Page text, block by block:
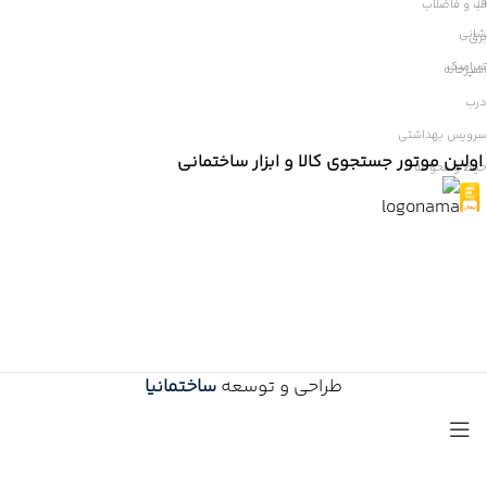
آب و فاضلاب
برق
آشپزخانه
درب
سرویس بهداشتی
حیاط و محوطه
اولین موتور جستجوی کالا و ابزار ساختمانی
طراحی و توسعهساختمانیا